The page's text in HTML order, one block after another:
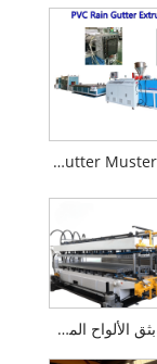
PVC Main Gutter Muster Machine
PP معدات بثق الألواح المجوفة البلاستيكية